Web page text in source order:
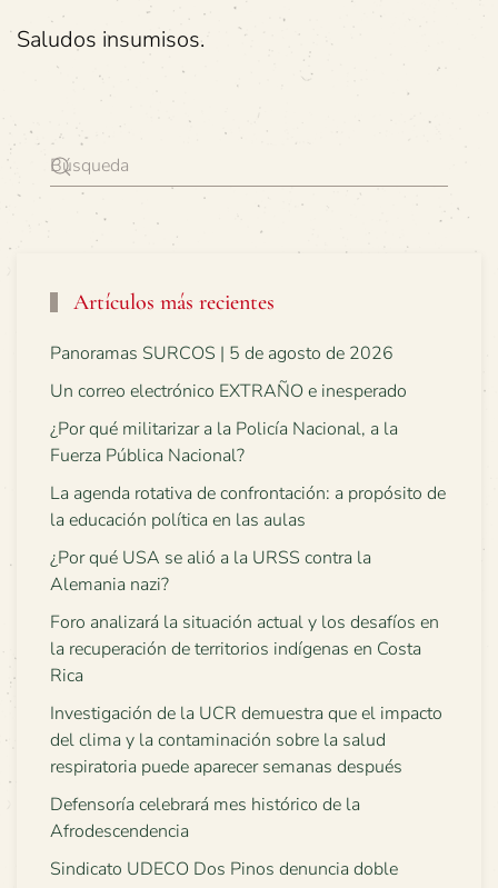
Saludos insumisos.
Artículos más recientes
Panoramas SURCOS | 5 de agosto de 2026
Un correo electrónico EXTRAÑO e inesperado
¿Por qué militarizar a la Policía Nacional, a la
Fuerza Pública Nacional?
La agenda rotativa de confrontación: a propósito de
la educación política en las aulas
¿Por qué USA se alió a la URSS contra la
Alemania nazi?
Foro analizará la situación actual y los desafíos en
la recuperación de territorios indígenas en Costa
Rica
Investigación de la UCR demuestra que el impacto
del clima y la contaminación sobre la salud
respiratoria puede aparecer semanas después
Defensoría celebrará mes histórico de la
Afrodescendencia
Sindicato UDECO Dos Pinos denuncia doble